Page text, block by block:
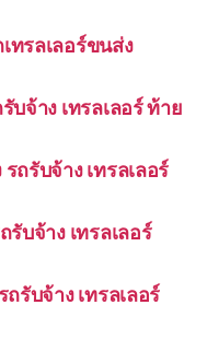
ทรลเลอร์ขนส่ง
จ้าง เทรลเลอร์ ท้าย
รับจ้าง เทรลเลอร์
บจ้าง เทรลเลอร์
รับจ้าง เทรลเลอร์